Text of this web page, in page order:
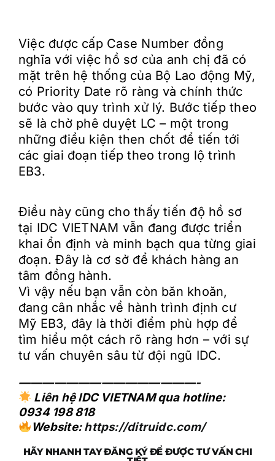
Việc được cấp Case Number đồng
nghĩa với việc hồ sơ của anh chị đã có
mặt trên hệ thống của Bộ Lao động Mỹ,
có Priority Date rõ ràng và chính thức
bước vào quy trình xử lý. Bước tiếp theo
sẽ là chờ phê duyệt LC – một trong
những điều kiện then chốt để tiến tới
các giai đoạn tiếp theo trong lộ trình
EB3.
Điều này cũng cho thấy tiến độ hồ sơ
tại IDC VIETNAM vẫn đang được triển
khai ổn định và minh bạch qua từng giai
đoạn. Đây là cơ sở để khách hàng an
tâm đồng hành.
Vì vậy nếu bạn vẫn còn băn khoăn,
đang cân nhắc về hành trình định cư
Mỹ EB3, đây là thời điểm phù hợp để
tìm hiểu một cách rõ ràng hơn – với sự
tư vấn chuyên sâu từ đội ngũ IDC.
———————————————-
Liên hệ IDC VIETNAM qua hotline:
0934 198 818
Website:https://ditruidc.com/
HÃY NHANH TAY ĐĂNG KÝ ĐỂ ĐƯỢC TƯ VẤN CHI